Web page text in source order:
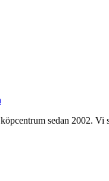
sedan 2002. Vi